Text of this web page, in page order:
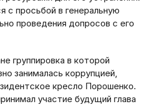
с просьбой в генеральную
проведения допросов с его
группировка в которой
занималась коррупцией,
кресло Порошенко.
участие будущий глава